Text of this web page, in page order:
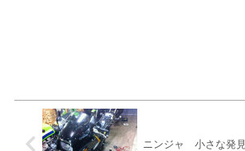
ニンジャ 小さな発見